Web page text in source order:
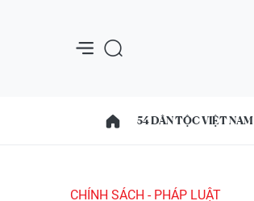
54 DÂN TỘC VIỆT NAM
CHÍNH SÁCH - PHÁP LUẬT